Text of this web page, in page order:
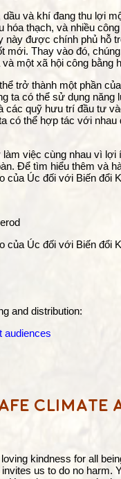
và khí đang thu lợi
hóa thạch, và nhiều
này được chính phủ hỗ
mới. Thay vào đó,
một xã hội công bằng
trở thành một phần
ta có thể sử dụng năng
các quỹ hưu trí đầu tư
có thể hợp tác với
việc cùng nhau vì lợi
Để tìm hiểu thêm và
của Úc đối với Biến đổi
của Úc đối với Biến đổi
and distribution:
audiences
climate
kindness for all
us to do no harm.